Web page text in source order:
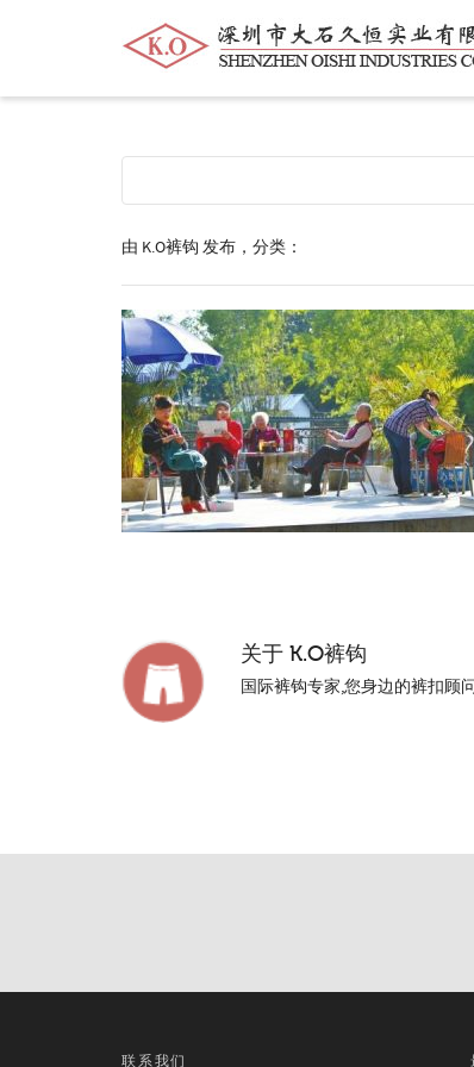
帮我查找新的衬衫尺码中号
由 K.O裤钩 发布，分类：
关于 K.O裤钩
国际裤钩专家,您身边的裤扣顾
联系我们